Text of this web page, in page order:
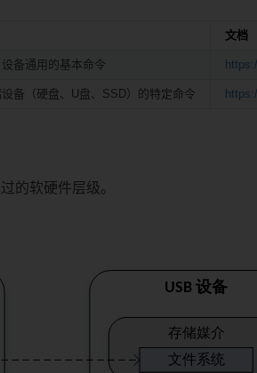
文档
备通用的基本命令
备（硬盘、U盘、SSD）的特定命令
的软硬件层级。